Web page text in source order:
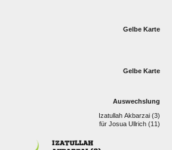
Gelbe Karte
Gelbe Karte
Auswechslung
  
für  
